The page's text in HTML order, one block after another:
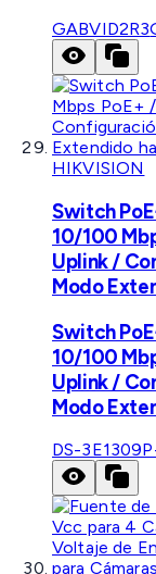
GABVID2R3
HIKVISION
Switch
10/100
Uplink /
Modo
Switch
10/100
Uplink /
Modo
DS-